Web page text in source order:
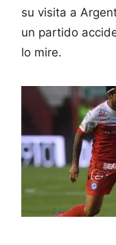
su visita a
un partido
lo mire.